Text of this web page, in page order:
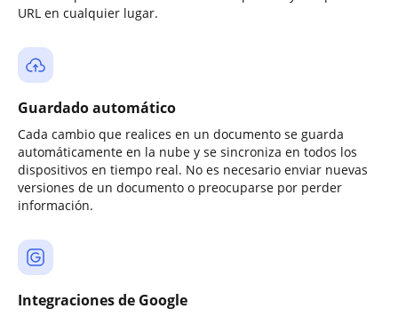
URL en cualquier lugar.
Guardado automático
Cada cambio que realices en un documento se guarda
automáticamente en la nube y se sincroniza en todos los
dispositivos en tiempo real. No es necesario enviar nuevas
versiones de un documento o preocuparse por perder
información.
Integraciones de Google